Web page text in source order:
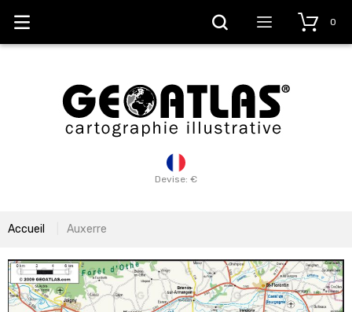
Devise: €
0
Accueil Auxerre